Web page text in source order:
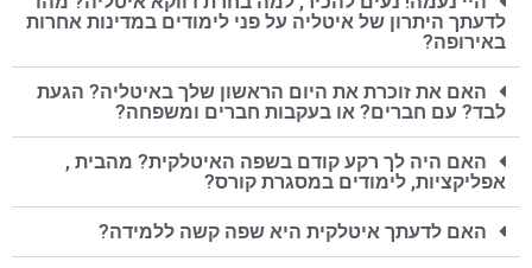
לדעתך היתרון של איטליה על פני לימודים במדינות אחרות
באירופה?
האם את זוכרת את היום הראשון שלך באיטליה? הגעת
לבד? עם חברים? או בעקבות חברים ומשפחה?
האם היה לך רקע קודם בשפה האיטלקית? מהבית ,
אפליקציות, לימודים במסגרת קורס?
האם לדעתך איטלקית היא שפה קשה ללמידה?